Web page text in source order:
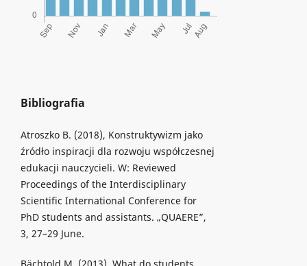
Bibliografia
Atroszko B. (2018), Konstruktywizm jako
źródło inspiracji dla rozwoju współczesnej
edukacji nauczycieli. W: Reviewed
Proceedings of the Interdisciplinary
Scientific International Conference for
PhD students and assistants. „QUAERE”,
3, 27–29 June.